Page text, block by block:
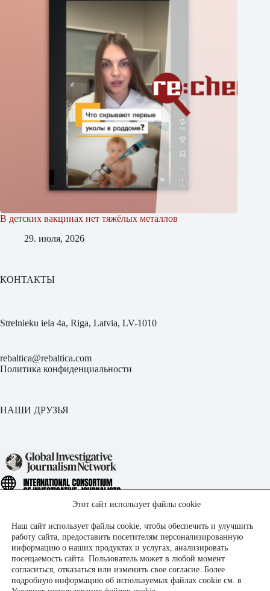
В детских вакцинах нет тяжёлых металлов
29. июля, 2026
КОНТАКТЫ
Strelnieku iela 4a, Riga, Latvia, LV-1010
rebaltica@rebaltica.com
Политика конфиденциальности
НАШИ ДРУЗЬЯ
Этот сайт использует файлы cookie
Наш сайт использует файлы cookie, чтобы обеспечить и улучшить
работу сайта, предоставить посетителям персонализированную
информацию о наших продуктах и услугах, анализировать
посещаемость сайта. Пользователь может в любой момент
согласиться, отказаться или изменить свое согласие. Более
подробную информацию об используемых файлах cookie см. в